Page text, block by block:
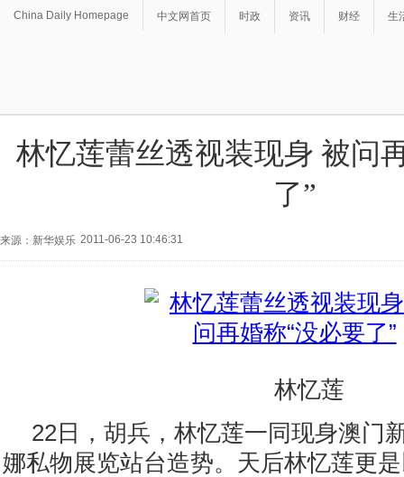
China Daily Homepage 中文网首页 时政 资讯 财经 生
林忆莲蕾丝透视装现身 被问
了”
来源：新华娱乐 2011-06-23 10:46:31
林忆莲
22日，胡兵，林忆莲一同现身澳门
娜私物展览站台造势。天后林忆莲更